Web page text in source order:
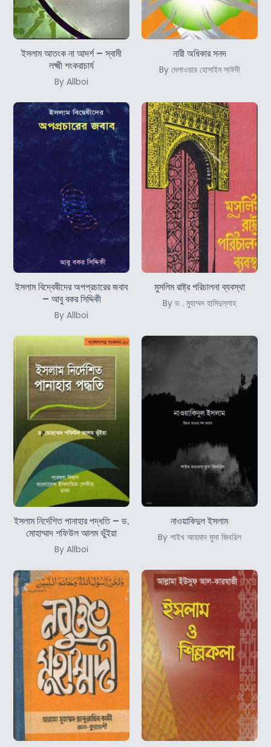
ইসলাম আতংক না আদর্শ – স্বামী
লক্ষ্মী শংকরাচার্য
By Allboi
নারী অধিকার সনদ
By দেলাওয়ার হোসাইন সাঈদী
ইসলাম বিদ্বেষীদের অপপ্রচারের জবাব
– আবু বকর সিদ্দিকী
By Allboi
মুসলিম রাষ্ট্র পরিচালনা ব্যবস্থা
By ড . মুহাম্মদ হামিদুল্লাহ
ইসলাম নির্দেশিত পানাহার পদ্ধতি – ড.
মোহাম্মাদ শফিউল আলম ভুঁইয়া
By Allboi
নাওয়াকিদুল ইসলাম
By শাইখ আহমাদ মুসা জিবরিল